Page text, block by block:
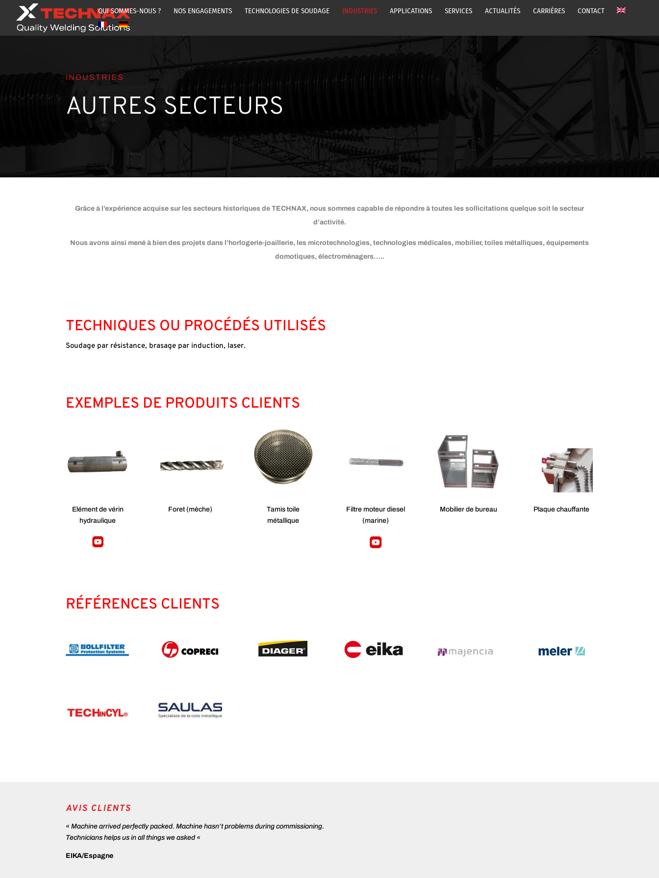
QUI SOMMES-NOUS ? NOS ENGAGEMENTS TECHNOLOGIES DE SOUDAGE INDUSTRIES APPLICATIONS SERVICES ACTUALITÉS CARRIÈRES CONTACT
INDUSTRIES
AUTRES SECTEURS
Grâce à l’expérience acquise sur les secteurs historiques de TECHNAX, nous sommes capable de répondre à toutes les sollicitations quelque soit le secteur
d’activité.
Nous avons ainsi mené à bien des projets dans l’horlogerie-joaillerie, les microtechnologies, technologies médicales, mobilier, toiles métalliques, équipements
domotiques, électroménagers…..
TECHNIQUES OU PROCÉDÉS UTILISÉS
Soudage par résistance, brasage par induction, laser.
EXEMPLES DE PRODUITS CLIENTS
Elément de vérin
hydraulique
Foret (mèche)
Tamis toile
métallique
Filtre moteur diesel
(marine)
Mobilier de bureau Plaque chauffante
RÉFÉRENCES CLIENTS
AVIS CLIENTS
« Machine arrived perfectly packed. Machine hasn’t problems during commissioning.
Technicians helps us in all things we asked «
EIKA/Espagne